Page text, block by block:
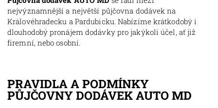
nejvýznamnější a největší půjčovna dodávek na
Královéhradecku a Pardubicku. Nabízíme krátkodobý i
dlouhodobý pronájem dodávky pro jakýkoli účel, ať již
firemní, nebo osobní.
PRAVIDLA A PODMÍNKY
PŮJČOVNY DODÁVEK AUTO MD